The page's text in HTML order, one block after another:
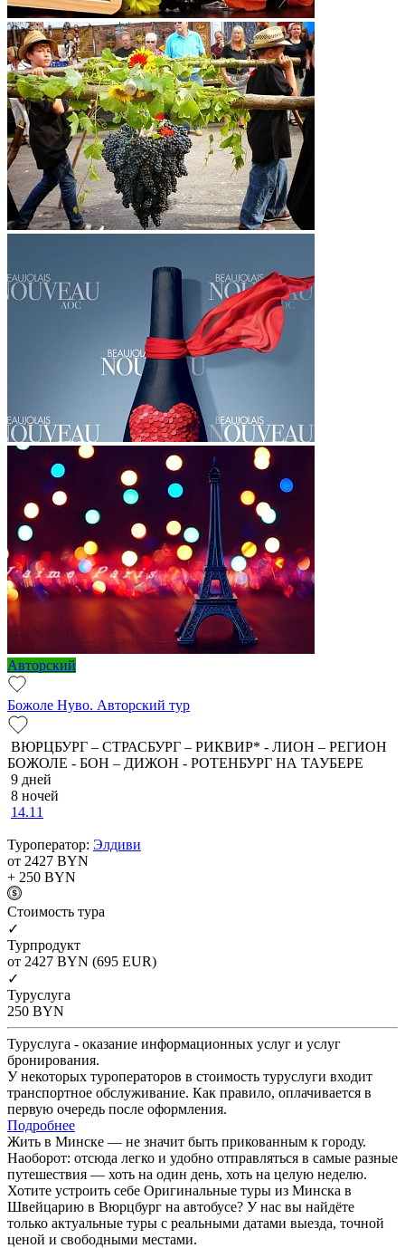
Авторский
Божоле Нуво. Авторский тур
ВЮРЦБУРГ – СТРАСБУРГ – РИКВИР* - ЛИОН – РЕГИОН
БОЖОЛЕ - БОН – ДИЖОН - РОТЕНБУРГ НА ТАУБЕРЕ
9 дней
8 ночей
14.11
Туроператор: Элдиви
от 2427 BYN
+ 250 BYN
Cтоимость тура
✓
Турпродукт
от 2427 BYN (695 EUR)
✓
Туруслуга
250 BYN
Туруслуга - оказание информационных услуг и услуг
бронирования.
У некоторых туроператоров в стоимость туруслуги входит
транспортное обслуживание. Как правило, оплачивается в
первую очередь после оформления.
Подробнее
Жить в Минске — не значит быть прикованным к городу.
Наоборот: отсюда легко и удобно отправляться в самые разные
путешествия — хоть на один день, хоть на целую неделю.
Хотите устроить себе Оригинальные туры из Минска в
Швейцарию в Вюрцбург на автобусе? У нас вы найдёте
только актуальные туры с реальными датами выезда, точной
ценой и свободными местами.